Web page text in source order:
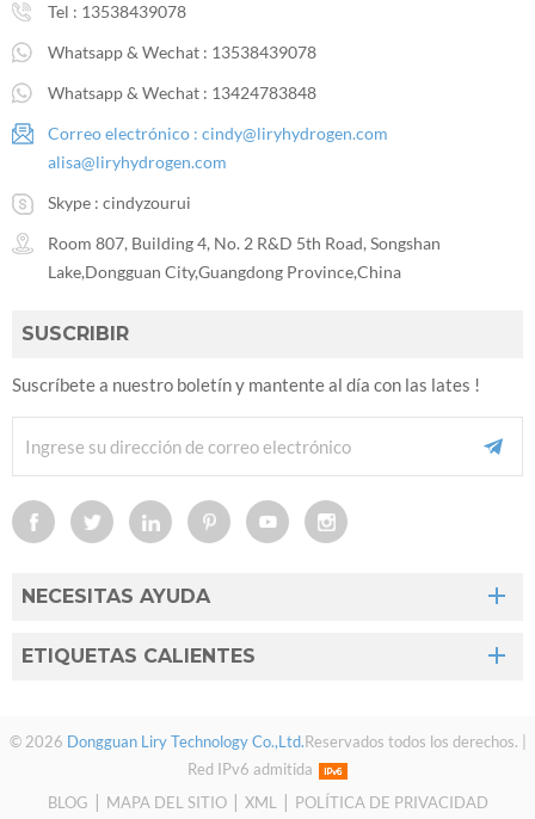
Tel : 13538439078
Whatsapp & Wechat : 13538439078
Whatsapp & Wechat : 13424783848
Correo electrónico : cindy@liryhydrogen.com
alisa@liryhydrogen.com
Skype : cindyzourui
Room 807, Building 4, No. 2 R&D 5th Road, Songshan
Lake,Dongguan City,Guangdong Province,China
SUSCRIBIR
Suscríbete a nuestro boletín y mantente al día con las lates !
NECESITAS AYUDA
ETIQUETAS CALIENTES
© 2026 Dongguan Liry Technology Co.,Ltd.Reservados todos los derechos. |
Red IPv6 admitida
BLOG | MAPA DEL SITIO | XML | POLÍTICA DE PRIVACIDAD